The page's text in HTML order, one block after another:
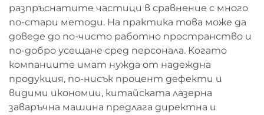
разпръснатите частици в сравнение с много
по-стари методи. На практика това може да
доведе до по-чисто работно пространство и
по-добро усещане сред персонала. Когато
компаниите имат нужда от надеждна
продукция, по-нисък процент дефекти и
видими икономии, китайската лазерна
заваръчна машина предлага директна и